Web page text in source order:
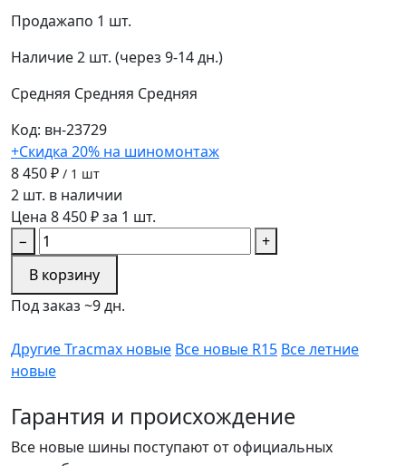
Продажапо 1 шт.
Наличие2 шт. (через 9-14 дн.)
Средняя Средняя Средняя
Код: вн-23729
+Скидка 20% на шиномонтаж
8 450 ₽ / 1 шт
2 шт. в наличии
Цена 8 450 ₽ за 1 шт.
−
+
В корзину
Под заказ ~9 дн.
Другие Tracmax новые Все новые R15 Все летние
новые
Гарантия и происхождение
Все новые шины поступают от официальных